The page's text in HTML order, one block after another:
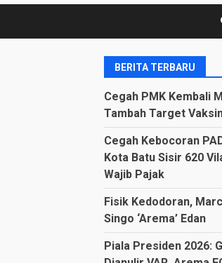
BERITA TERBARU
Cegah PMK Kembali
Tambah Target
Cegah Kebocoran
Kota Batu Sisir 620
Wajib Pajak
Fisik Kedodoran,
Singo ‘Arema’ Edan
Piala Presiden 2026: